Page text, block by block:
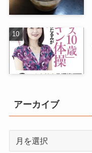
アーカイブ